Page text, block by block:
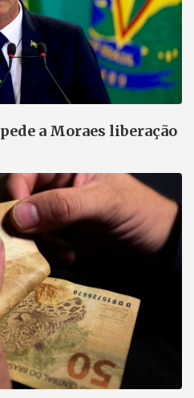
a Moraes liberação